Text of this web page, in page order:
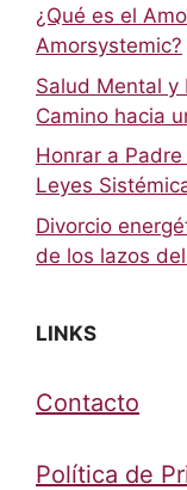
¿Qué es el
Amorsystemic?
Salud Mental y
Camino hacia
Honrar a
Leyes
Divorcio
de los lazos
LINKS
Contacto
Política de